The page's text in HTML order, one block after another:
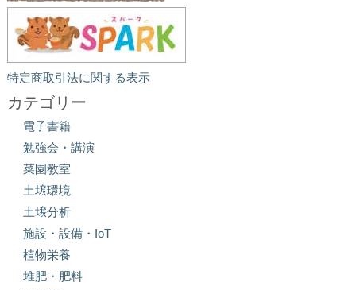
特定商取引法に関する表示
カテゴリー
電子書籍
勉強会・講演
菜園教室
土壌環境
土壌分析
施設・設備・IoT
植物栄養
堆肥・肥料